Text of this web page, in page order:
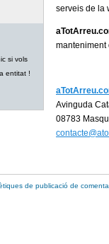
si vols
entitat !
serveis de la
manteniment
Avinguda
08783
de publicació de